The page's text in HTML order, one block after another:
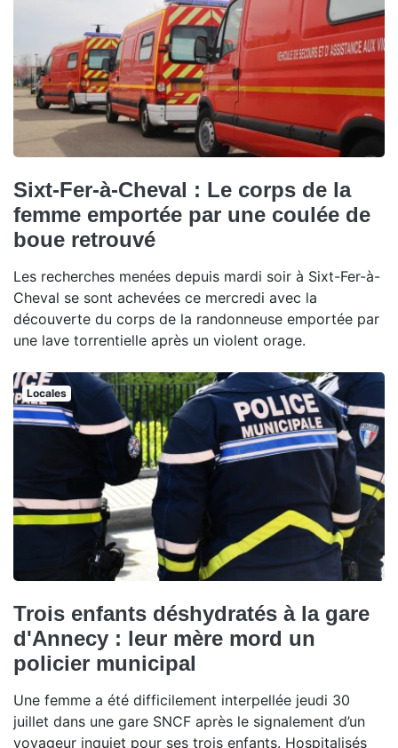
Sixt-Fer-à-Cheval : Le corps de la
femme emportée par une coulée de
boue retrouvé
Les recherches menées depuis mardi soir à Sixt-Fer-à-
Cheval se sont achevées ce mercredi avec la
découverte du corps de la randonneuse emportée par
une lave torrentielle après un violent orage.
Locales
Trois enfants déshydratés à la gare
d'Annecy : leur mère mord un
policier municipal
Une femme a été difficilement interpellée jeudi 30
juillet dans une gare SNCF après le signalement d’un
voyageur inquiet pour ses trois enfants. Hospitalisés